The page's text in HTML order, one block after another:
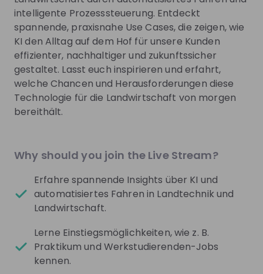
you.
Join Talent Pool
Jobs
Praktikum im Bereich Digital Product
Internship
Research & development
Germany - Hybrid
Apply until 29/09/2026 Check details
CLAAS INSIDE/ Praktikum /
Abschlussarbeit Large Language Models
(LLMs) & RAG
Internship
intelligente Prozesssteuerung. Entdeckt
spannende, praxisnahe Use Cases, die zeigen, wie
KI den Alltag auf dem Hof für unsere Kunden
effizienter, nachhaltiger und zukunftssicher
gestaltet. Lasst euch inspirieren und erfahrt,
welche Chancen und Herausforderungen diese
Technologie für die Landwirtschaft von morgen
bereithält.
Why should you join the Live Stream?
Erfahre spannende Insights über KI und
automatisiertes Fahren in Landtechnik und
Landwirtschaft.
Lerne Einstiegsmöglichkeiten, wie z. B.
Praktikum und Werkstudierenden-Jobs
kennen.